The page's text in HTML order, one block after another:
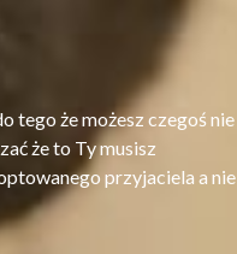
tego że możesz czegoś nie
że to Ty musisz
przyjaciela a nie